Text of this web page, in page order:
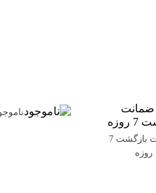
ضمانت بازگشت 7
روزه